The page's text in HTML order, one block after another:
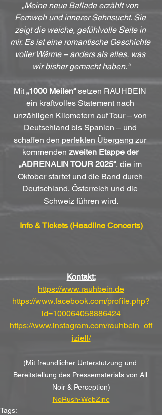
„Meine neue Ballade erzählt von
Fernweh und innerer Sehnsucht. Sie
zeigt die weiche, gefühlvolle Seite in
mir. Es ist eine romantische Geschichte
voller Wärme – anders als alles, was
wir bisher gemacht haben.“
Mit „1000 Meilen“ setzen RAUHBEIN
ein kraftvolles Statement nach
unzähligen Kilometern auf Tour – von
Deutschland bis Spanien – und
schaffen den perfekten Übergang zur
kommenden zweiten Etappe der
„ADRENALIN TOUR 2025“, die im
Oktober startet und die Band durch
Deutschland, Österreich und die
Schweiz führen wird.
Info & Tickets (Headline Concerts)
Kontakt:
https://www.rauhbein.de
https://www.facebook.com/profile.php?
id=100064058886424
https://www.instagram.com/rauhbein_off
iziell/
(Mit freundlicher Unterstützung und
Bereitstellung des Pressematerials von All
Noir & Perception)
NoRush-WebZine
Tags: